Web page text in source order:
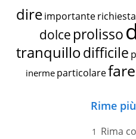
dire importante richiesta
dolce prolisso
tranquillodifficile
inerme particolarefare
Rime
Rima